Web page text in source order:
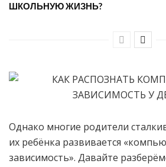
ШКОЛЬНУЮ ЖИЗНЬ?
Однако многие родители
их ребёнка развивается
зависимость». Давайте